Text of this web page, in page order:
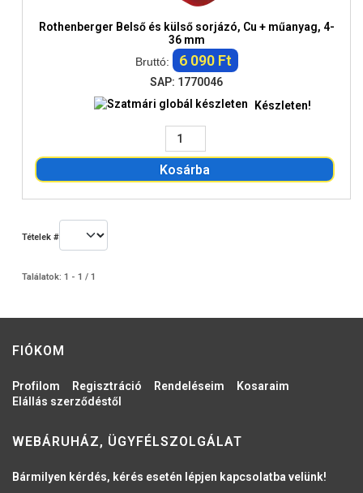
Rothenberger Belső és külső sorjázó, Cu + műanyag, 4-
36 mm
Bruttó:
6 090 Ft
SAP: 1770046
Készleten!
Kosárba
Tételek #
Találatok: 1 - 1 / 1
FIÓKOM
Profilom Regisztráció Rendeléseim
Kosaraim
Elállás szerződéstől
WEBÁRUHÁZ, ÜGYFÉLSZOLGÁLAT
Bármilyen kérdés, kérés esetén lépjen kapcsolatba velünk!